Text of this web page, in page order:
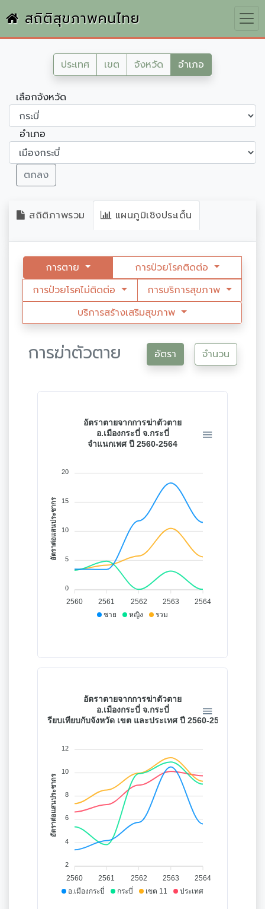
สถิติสุขภาพคนไทย
ประเทศ เขต จังหวัด อำเภอ
เลือกจังหวัด
อำเภอ
ตกลง
สถิติภาพรวม แผนภูมิเชิงประเด็น
การตาย
การป่วยโรคติดต่อ
การป่วยโรคไม่ติดต่อ
การบริการสุขภาพ
บริการสร้างเสริมสุขภาพ
การฆ่าตัวตาย อัตรา จำนวน